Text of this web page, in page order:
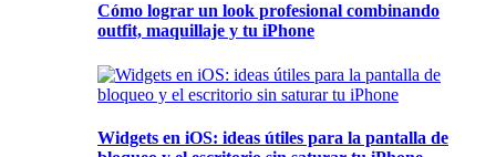
Cómo lograr un look profesional combinando
outfit, maquillaje y tu iPhone
Widgets en iOS: ideas útiles para la pantalla de